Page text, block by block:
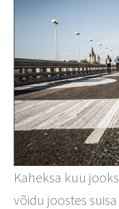
Kaheksa kuu
võidu joostes